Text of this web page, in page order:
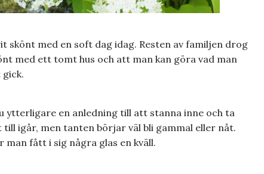
skönt med en soft dag idag. Resten av familjen drog
med ett tomt hus och att man kan göra vad man
ytterligare en anledning till att stanna inne och ta
igår, men tanten börjar väl bli gammal eller nåt.
fått i sig några glas en kväll.